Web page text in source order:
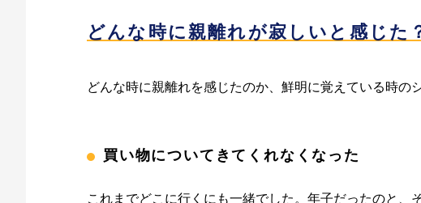
どんな時に親離れが寂しいと感じた
どんな時に親離れを感じたのか、鮮明に覚えている時の
買い物についてきてくれなくなった
これまでどこに行くにも一緒でした。年子だったのと、